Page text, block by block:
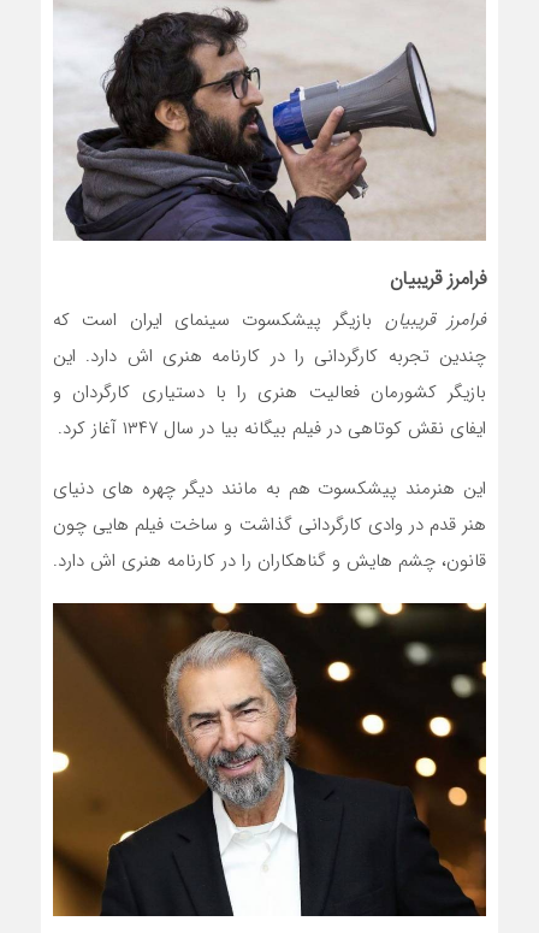
فرامرز قریبیان
فرامرز قریبیان بازیگر پیشکسوت سینمای ایران است که
چندین تجربه کارگردانی را در کارنامه هنری اش دارد. این
بازیگر کشورمان فعالیت هنری را با دستیاری کارگردان و
ایفای نقش کوتاهی در فیلم بیگانه بیا در سال ۱۳۴۷ آغاز کرد.
این هنرمند پیشکسوت هم به مانند دیگر چهره های دنیای
هنر قدم در وادی کارگردانی گذاشت و ساخت فیلم هایی چون
قانون، چشم هایش و گناهکاران را در کارنامه هنری اش دارد.